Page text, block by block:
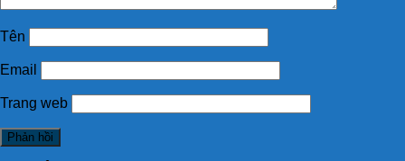
Tên
Email
Trang web